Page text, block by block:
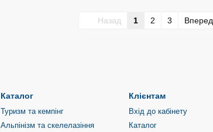
Назад 1 2 3 Вперед
Каталог
Туризм та кемпінг
Альпінізм та скелелазіння
Клієнтам
Вхід до кабінету
Каталог